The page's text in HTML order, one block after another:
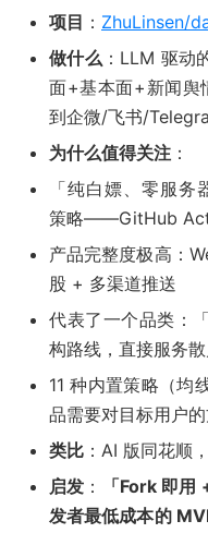
项目 ： ZhuLinsen/
做什么 ：LLM 驱动
面+基本面+新闻舆
到企微/飞书/
为什么值得关注 ：
「纯白嫖、零服
策略——GitHub
产品完整度极高：
股 + 多渠道推送
代表了一个品类：
构路线，直接服务
11 种内置策略（均
品需要对目标用户
类比 ：AI 版同花顺
启发 ：
「Fork 即
发者最低成本的